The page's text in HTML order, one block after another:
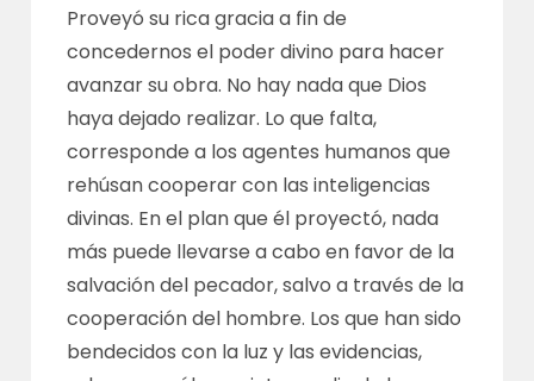
Proveyó su rica gracia a fin de
concedernos el poder divino para hacer
avanzar su obra. No hay nada que Dios
haya dejado realizar. Lo que falta,
corresponde a los agentes humanos que
rehúsan cooperar con las inteligencias
divinas. En el plan que él proyectó, nada
más puede llevarse a cabo en favor de la
salvación del pecador, salvo a través de la
cooperación del hombre. Los que han sido
bendecidos con la luz y las evidencias,